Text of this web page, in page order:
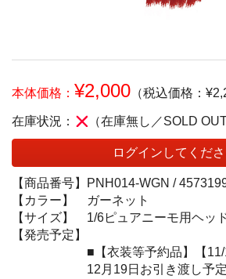
本体価格： ¥2,000 （税込価格：
在庫状況： （在庫無し／SOLD
ログインしてくだ
【商品番号】 PNH014-WGN /
【カラー】
ガーネット
【サイズ】
1/6ピュアニーモ用ヘッ
【発売予定】
■【衣装等予約品】【
12月19日お引き渡し予定